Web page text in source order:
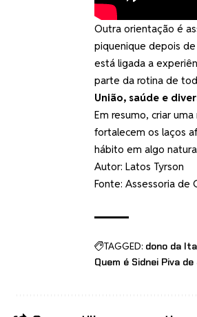
Outra orientação é
piquenique depois
está ligada a
parte da rotina de
União, saúde e
Em resumo, criar
fortalecem os laços
hábito em algo
Autor: Latos Tyrson
Fonte: Assessoria de
TAGGED: dono da
Quem é Sidnei Piva